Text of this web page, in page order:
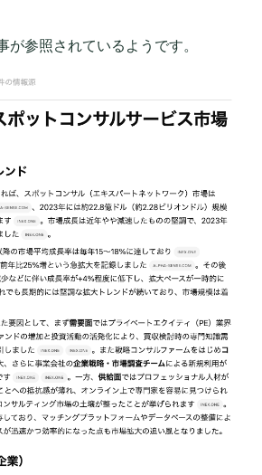
が参照されているようです。